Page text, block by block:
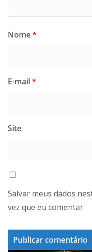
Nome*
E-mail*
Site
Salvar meus dados
vez que eu comentar.